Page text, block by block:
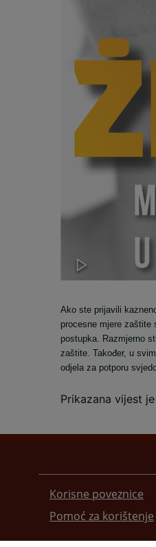
Ako ste prijavili
procesne mjere zaštite
postupka. Razmjerno
zaštite. Također, u
odjela za potporu
Prikazana vijest
Korisne poveznice
Pomoć za korištenje